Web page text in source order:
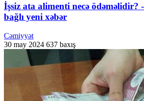
İşsiz ata alimenti necə ödəməlidir?
bağlı yeni xəbər
Cəmiyyət
30 may 2024 637 baxış